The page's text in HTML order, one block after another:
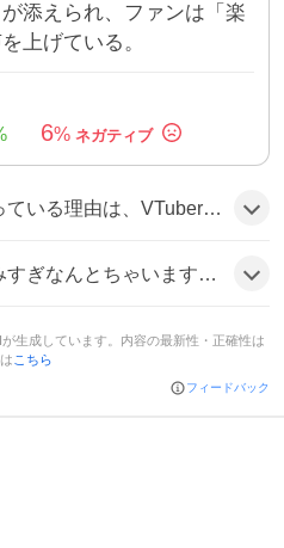
添えられ、ファンは「楽
上げている。
6%
グが話題を呼び、初配信というイベント自体が注目を集めやすいこと、さらに「ぴかまる」のキャラ設定やビジュアルが好評だったことが影響しているようだ。
も「ぴかまるの初配信楽しみ」や「楽しみ」といったコメントが多数寄せられ、全体的にワクワクした雰囲気だ。
生成しています。内容の最新性・正確性は
こちら
フィードバック